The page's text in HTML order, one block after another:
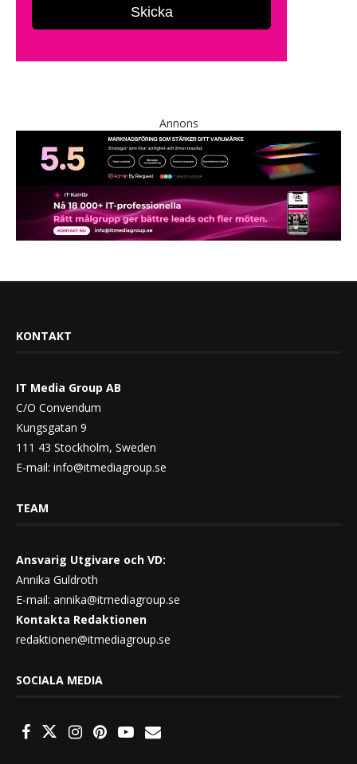
Annons
KONTAKT
IT Media Group AB
C/O Convendum
Kungsgatan 9
111 43 Stockholm, Sweden
E-mail: info@itmediagroup.se
TEAM
Ansvarig Utgivare och VD:
Annika Guldroth
E-mail: annika@itmediagroup.se
Kontakta Redaktionen
redaktionen@itmediagroup.se
SOCIALA MEDIA